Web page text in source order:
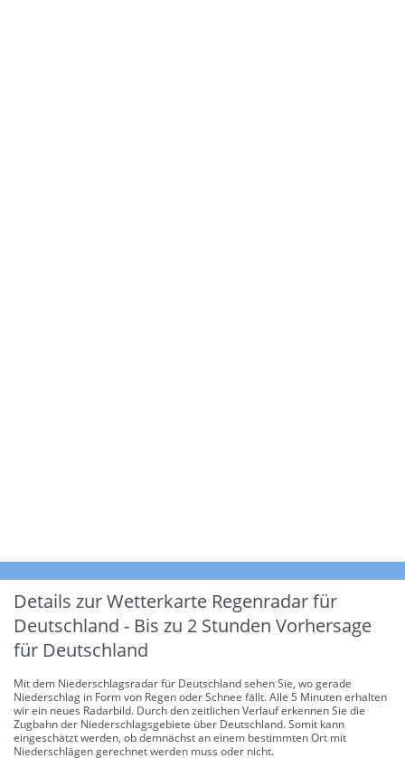
Details zur Wetterkarte Regenradar für
Deutschland - Bis zu 2 Stunden Vorhersage
für Deutschland
Mit dem Niederschlagsradar für Deutschland sehen Sie, wo gerade
Niederschlag in Form von Regen oder Schnee fällt. Alle 5 Minuten erhalten
wir ein neues Radarbild. Durch den zeitlichen Verlauf erkennen Sie die
Zugbahn der Niederschlagsgebiete über Deutschland. Somit kann
eingeschätzt werden, ob demnächst an einem bestimmten Ort mit
Niederschlägen gerechnet werden muss oder nicht.